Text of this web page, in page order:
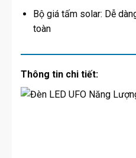
Bộ giá tấm solar: Dễ
toàn
Thông tin chi tiết: